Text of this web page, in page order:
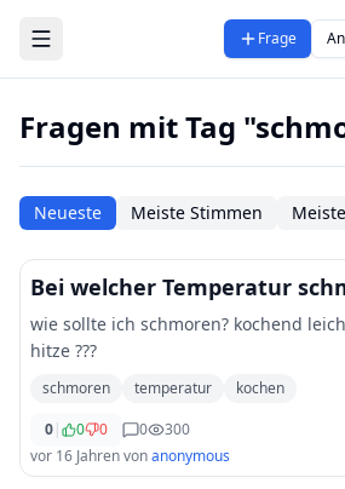
Zum Hauptinhalt springen
Frage
Fragen mit Tag
Neueste Meiste Stimmen
Bei welcher Temperatur
wie sollte ich schmoren? kochend
hitze ???
schmoren temperatur
kochen
0| 0 0 0
300
vor 16 Jahrenvonanonymous